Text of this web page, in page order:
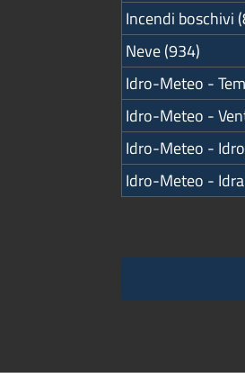
Incendi boschivi
Neve (934)
Idro-Meteo -
Idro-Meteo -
Idro-Meteo -
Idro-Meteo -